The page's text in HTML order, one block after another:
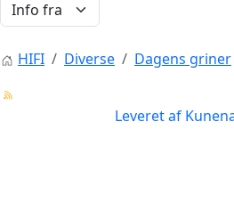
HIFI Diverse Dagens griner
Leveret af